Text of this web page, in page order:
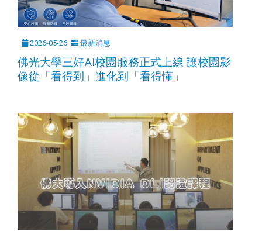
2026-05-26 最新消息
佛光大學三好AI校園服務正式上線 讓校園影
像從「看得到」進化到「看得懂」